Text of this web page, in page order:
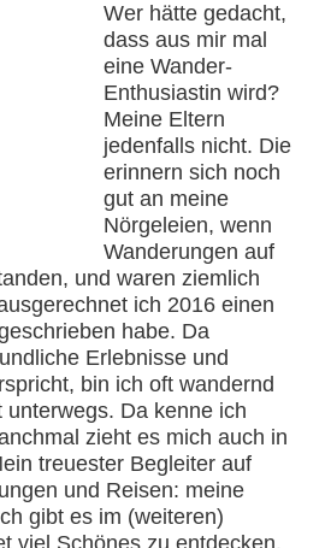
Wer hätte gedacht,
dass aus mir mal
eine Wander-
Enthusiastin wird?
Meine Eltern
jedenfalls nicht. Die
erinnern sich noch
gut an meine
Nörgeleien, wenn
Wanderungen auf
und waren ziemlich
ich 2016 einen
habe. Da
Erlebnisse und
bin ich oft wandernd
unterwegs. Da kenne ich
zieht es mich auch in
treuester Begleiter auf
und Reisen: meine
gibt es im (weiteren)